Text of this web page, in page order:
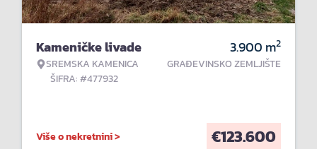
Kameničke livade
SREMSKA KAMENICA
ŠIFRA: #477932
3.900 m2
GRAĐEVINSKO ZEMLJIŠTE
Više o nekretnini > €123.600